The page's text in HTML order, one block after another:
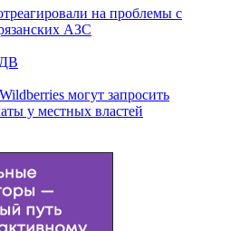
на проблемы с
АЗС
могут запросить
у местных властей